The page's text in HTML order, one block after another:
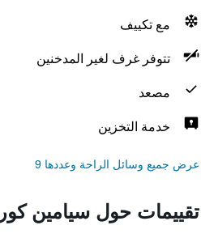
مع تكييف
تتوفر غرف لغير المدخنين
مصعد
خدمة التخزين
عرض جميع وسائل الراحة وعددها 9
تقييمات حول سيامين